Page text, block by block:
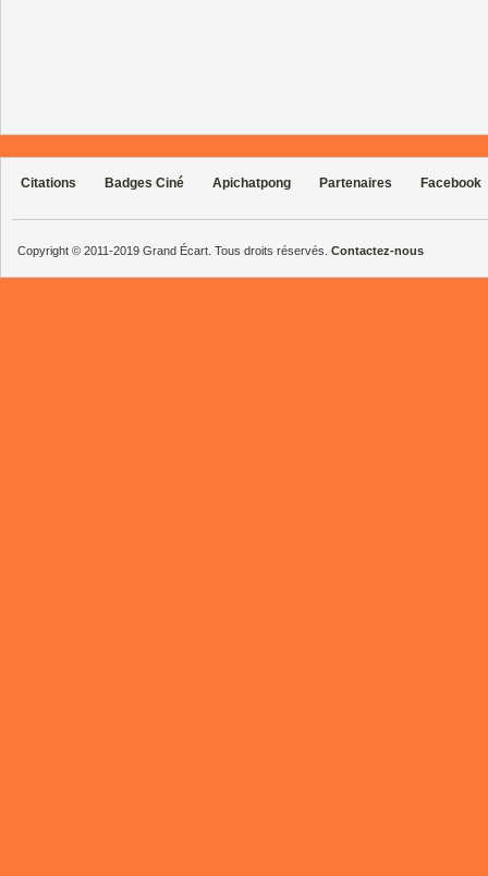
Citations Badges Ciné Apichatpong Partenaires Facebook
Copyright © 2011-2019 Grand Écart. Tous droits réservés. Contactez-nous